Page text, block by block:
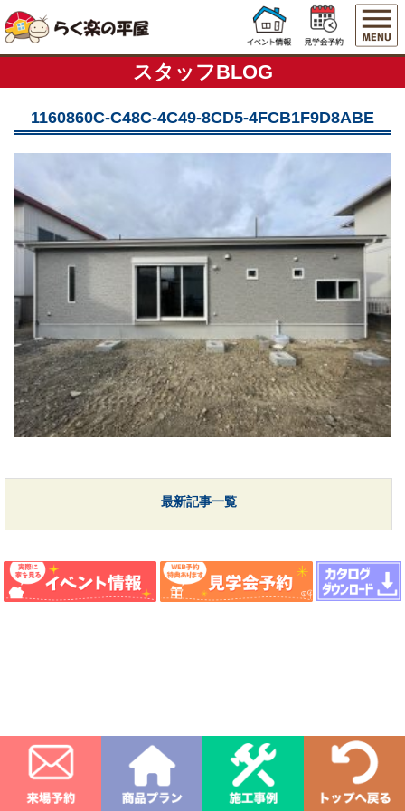
スタッフBLOG
1160860C-C48C-4C49-8CD5-4FCB1F9D8ABE
最新記事一覧